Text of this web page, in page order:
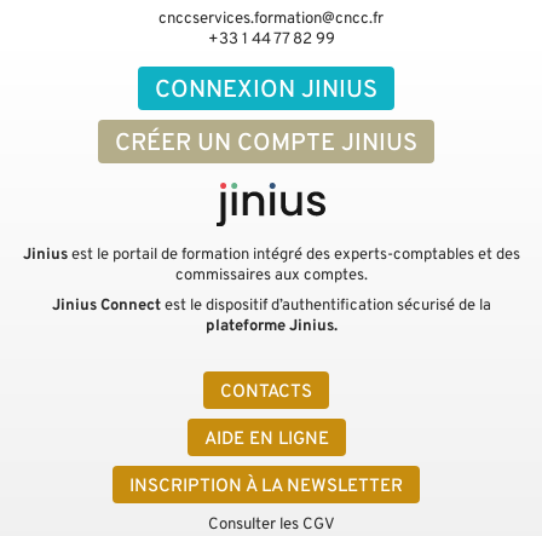
CONNEXION JINIUS
CRÉER UN COMPTE JINIUS
CONTACTS
AIDE EN LIGNE
INSCRIPTION À LA NEWSLETTER
cnccservices.formation@cncc.fr
+33 1 44 77 82 99
Jiniusest le portail de formation intégré des experts-comptables et des
commissaires aux comptes.
Jinius Connectest le dispositif d’authentification sécurisé de la
plateforme Jinius.
Consulter les CGV